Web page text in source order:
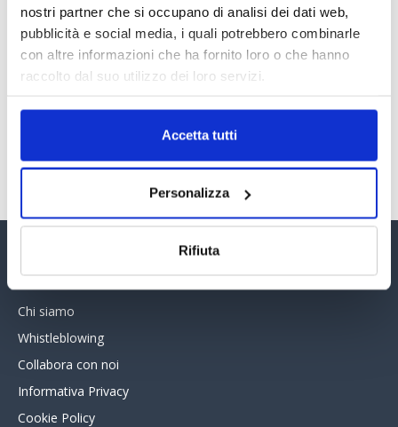
nostri partner che si occupano di analisi dei dati web,
pubblicità e social media, i quali potrebbero combinarle
con altre informazioni che ha fornito loro o che hanno
raccolto dal suo utilizzo dei loro servizi.
Accetta tutti
Personalizza
Rifiuta
PREMI 2025. I TOP TEN
30 Giugno 2026
Assinform Editore
Chi siamo
Whistleblowing
Collabora con noi
Informativa Privacy
Cookie Policy